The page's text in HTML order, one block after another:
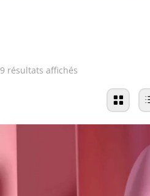
9 résultats affichés